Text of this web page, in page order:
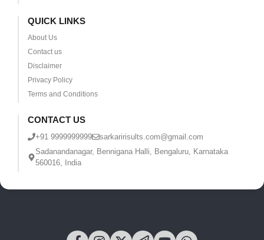
QUICK LINKS
About Us
Contact us
Disclaimer
Privacy Policy
Terms and Conditions
CONTACT US
+91 9999999999
sarkaririsults.com@gmail.com
Sadanandanagar, Bennigana Halli, Bengaluru, Karnataka
560016, India